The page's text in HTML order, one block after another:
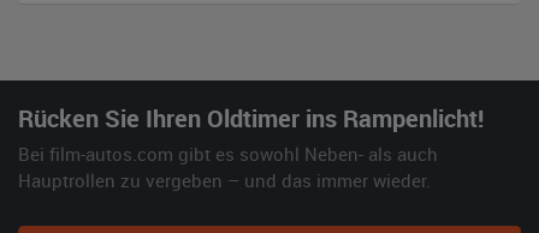
Rücken Sie Ihren Oldtimer ins Rampenlicht!
Bei film-autos.com gibt es sowohl Neben- als auch
Hauptrollen zu vergeben – und das immer wieder.